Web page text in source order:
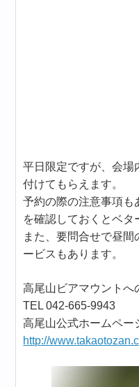
平日限定ですが、会場
付けてもらえます。
予約の際の注意事項も
を確認しておくとベタ
また、要問合せで昼
ービスもあります。
高尾山ビアマウントへ
TEL 042-665-9943
高尾山公式ホームペー
http://